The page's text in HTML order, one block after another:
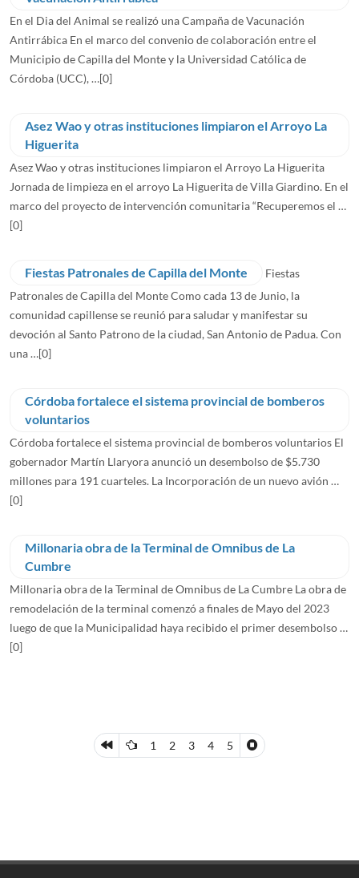
En el Dia del Animal se realizó una Campaña de Vacunación
Antirrábica En el marco del convenio de colaboración entre el
Municipio de Capilla del Monte y la Universidad Católica de
Córdoba (UCC), …[0]
Asez Wao y otras instituciones limpiaron el Arroyo La
Higuerita
Asez Wao y otras instituciones limpiaron el Arroyo La Higuerita
Jornada de limpieza en el arroyo La Higuerita de Villa Giardino. En el
marco del proyecto de intervención comunitaria “Recuperemos el …
[0]
Fiestas Patronales de Capilla del Monte
Fiestas
Patronales de Capilla del Monte Como cada 13 de Junio, la
comunidad capillense se reunió para saludar y manifestar su
devoción al Santo Patrono de la ciudad, San Antonio de Padua. Con
una …[0]
Córdoba fortalece el sistema provincial de bomberos
voluntarios
Córdoba fortalece el sistema provincial de bomberos voluntarios El
gobernador Martín Llaryora anunció un desembolso de $5.730
millones para 191 cuarteles. La Incorporación de un nuevo avión …
[0]
Millonaria obra de la Terminal de Omnibus de La
Cumbre
Millonaria obra de la Terminal de Omnibus de La Cumbre La obra de
remodelación de la terminal comenzó a finales de Mayo del 2023
luego de que la Municipalidad haya recibido el primer desembolso …
[0]
1 2 3 4 5